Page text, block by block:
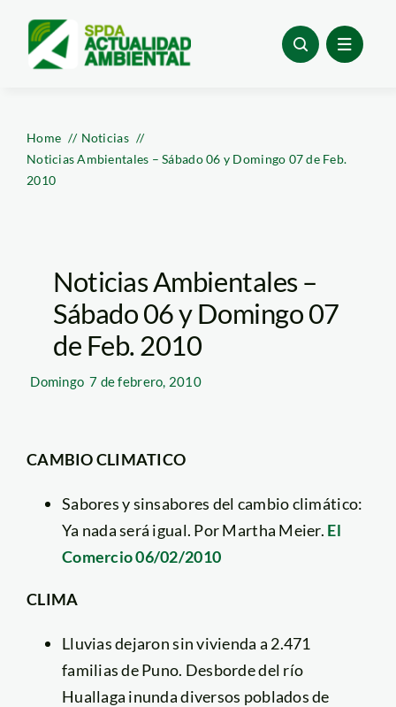
content
Home
Noticias
Noticias Ambientales – Sábado 06 y Domingo 07 de Feb.
2010
Noticias Ambientales –
Sábado 06 y Domingo 07
de Feb. 2010
Domingo 7 de febrero, 2010
CAMBIO CLIMATICO
Sabores y sinsabores del cambio climático:
Ya nada será igual. Por Martha Meier. El
Comercio 06/02/2010
CLIMA
Lluvias dejaron sin vivienda a 2.471
familias de Puno. Desborde del río
Huallaga inunda diversos poblados de